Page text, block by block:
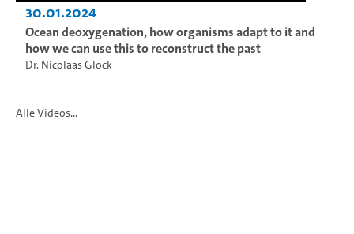
30.01.2024
Ocean deoxygenation, how organisms adapt to it and
how we can use this to reconstruct the past
Dr. Nicolaas Glock
Alle Videos...